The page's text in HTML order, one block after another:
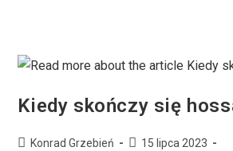
Kiedy skończy się
Konrad Grzebień
15 lipca 2023